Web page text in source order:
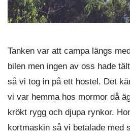
Tanken var att campa längs
bilen men ingen av oss hade
så vi tog in på ett hostel. Det
vi var hemma hos mormor då
krökt rygg och djupa rynkor.
kortmaskin så vi betalade med